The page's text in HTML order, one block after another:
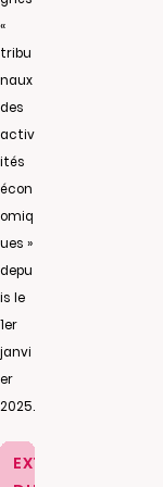
«
tribu
naux
des
activ
ités
écon
omiq
ues »
depu
is le
1er
janvi
er
2025.
EXTRAIT